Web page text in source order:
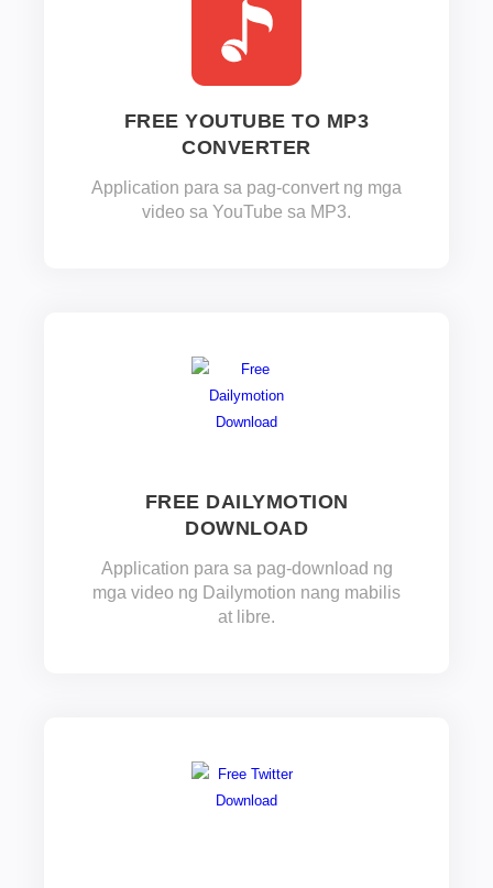
FREE YOUTUBE TO MP3
CONVERTER
Application para sa pag-convert ng mga
video sa YouTube sa MP3.
FREE DAILYMOTION
DOWNLOAD
Application para sa pag-download ng
mga video ng Dailymotion nang mabilis
at libre.